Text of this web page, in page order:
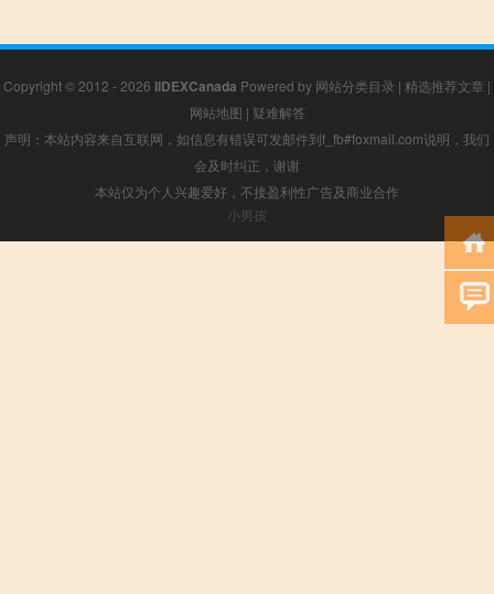
Copyright © 2012 - 2026 IIDEXCanada Powered by 网站分类目录 | 精选推荐文章 |
网站地图 | 疑难解答
声明：本站内容来自互联网，如信息有错误可发邮件到f_fb#foxmail.com说明，我们
会及时纠正，谢谢
本站仅为个人兴趣爱好，不接盈利性广告及商业合作
小男孩